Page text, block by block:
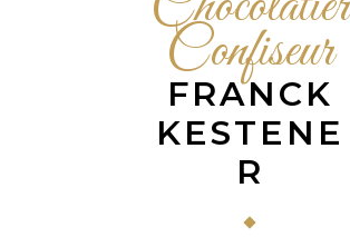
Confiseur
FRANCK
KESTENE
R